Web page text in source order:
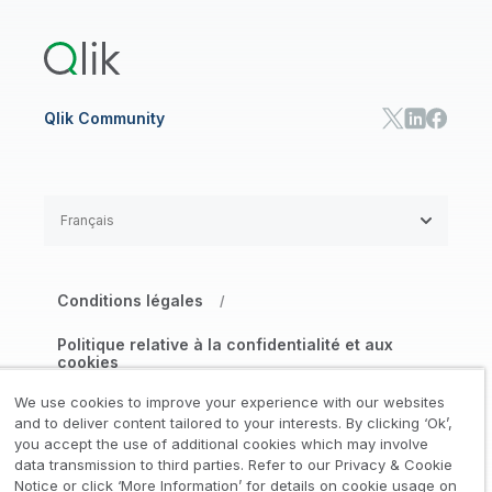
Qlik Community
Conditions légales /
Politique relative à la confidentialité et aux
cookies
Marques déposées / Confiance /
Conditions d’utilisation /
Français
We use cookies to improve your experience with our websites
and to deliver content tailored to your interests. By clicking ‘Ok’,
you accept the use of additional cookies which may involve
data transmission to third parties. Refer to our Privacy & Cookie
Notice or click ‘More Information’ for details on cookie usage on